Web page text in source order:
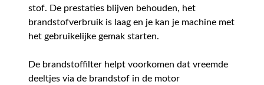
stof. De prestaties blijven behouden, het
brandstofverbruik is laag en je kan je machine met
het gebruikelijke gemak starten.
De brandstoffilter helpt voorkomen dat vreemde
deeltjes via de brandstof in de motor